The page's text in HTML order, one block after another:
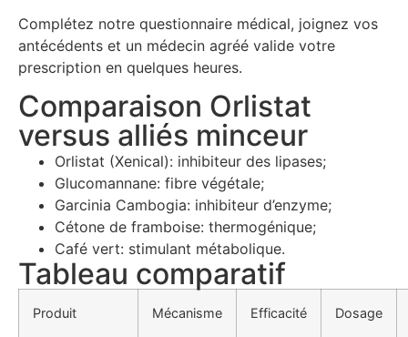
Complétez notre questionnaire médical, joignez vos
antécédents et un médecin agréé valide votre
prescription en quelques heures.
Comparaison Orlistat
versus alliés minceur
Orlistat (Xenical): inhibiteur des lipases;
Glucomannane: fibre végétale;
Garcinia Cambogia: inhibiteur d’enzyme;
Cétone de framboise: thermogénique;
Café vert: stimulant métabolique.
Tableau comparatif
Produit Mécanisme Efficacité Dosage